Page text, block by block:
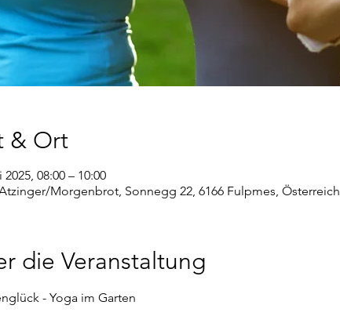
& Ort
2025, 08:00 – 10:00
Morgenbrot, Sonnegg 22, 6166 Fulpmes, Österreich
die Veranstaltung
- Yoga im Garten